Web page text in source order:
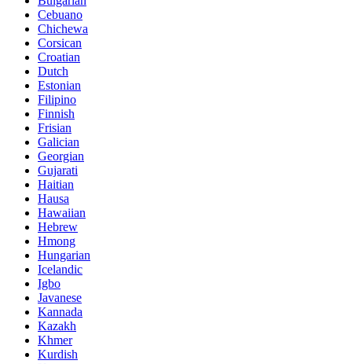
Cebuano
Chichewa
Corsican
Croatian
Dutch
Estonian
Filipino
Finnish
Frisian
Galician
Georgian
Gujarati
Haitian
Hausa
Hawaiian
Hebrew
Hmong
Hungarian
Icelandic
Igbo
Javanese
Kannada
Kazakh
Khmer
Kurdish